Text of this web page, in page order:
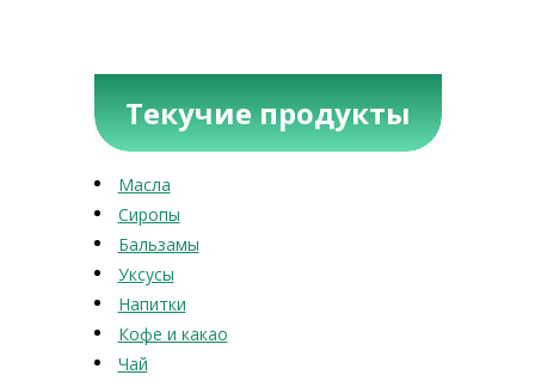
Текучие продукты
Масла
Сиропы
Бальзамы
Уксусы
Напитки
Кофе и какао
Чай